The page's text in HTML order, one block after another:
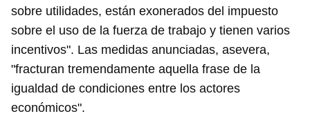
sobre utilidades, están exonerados del impuesto
sobre el uso de la fuerza de trabajo y tienen varios
incentivos". Las medidas anunciadas, asevera,
"fracturan tremendamente aquella frase de la
igualdad de condiciones entre los actores
económicos".